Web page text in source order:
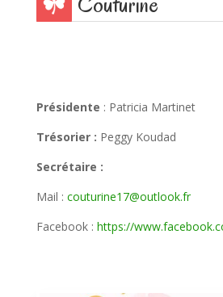
Présidente : Patricia Martinet
Trésorier : Peggy Koudad
Secrétaire :
Mail : couturine17@outlook.fr
Facebook : https://